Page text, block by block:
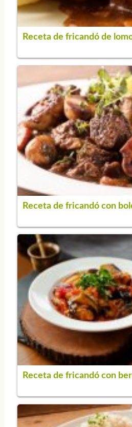
Receta de fricandó de
Receta de fricandó con
Receta de fricandó con